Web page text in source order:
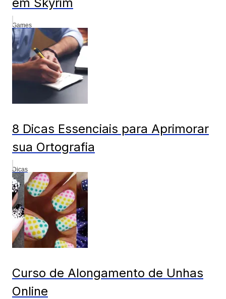
Games
8 Dicas Essenciais para Aprimorar
sua Ortografia
Dicas
Curso de Alongamento de Unhas
Online